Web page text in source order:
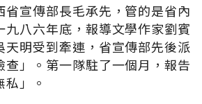
省宣傳部長毛承先，管的是省內
九八六年底，報導文學作家劉賓
天明受到牽連，省宣傳部先後派
查」。第一隊駐了一個月，報告
」。